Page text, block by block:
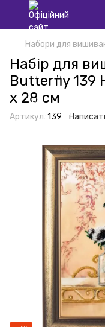
Набори для
Набір для
Butterfly 139
х 28 см
Артикул: 139